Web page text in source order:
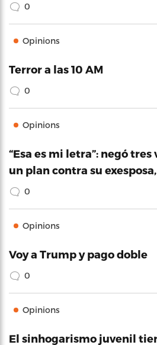
0
Opinions
Terror a las 10 AM
0
Opinions
“Esa es mi letra”: negó
un plan contra su
0
Opinions
Voy a Trump y pago doble
0
Opinions
El sinhogarismo juvenil